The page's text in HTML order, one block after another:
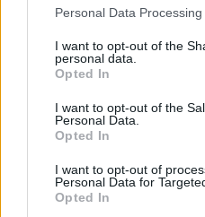
Please note that this website/
not limited to your visit or
grant or deny consent to
use your data for below
consent section.
Personal Data
I want to opt-out of the
personal data.
Opted In
I want to opt-out of the
Personal Data.
Opted In
I want to opt-out of
Personal Data for
Opted In
versenyben megverve
szolgáltasson”. A
állami cégcsoport
felállítását, vagyis nem a
valamilyen
ennyire egyértelmű. Lázár
jogszabályok alapján a
technikai akadálya a